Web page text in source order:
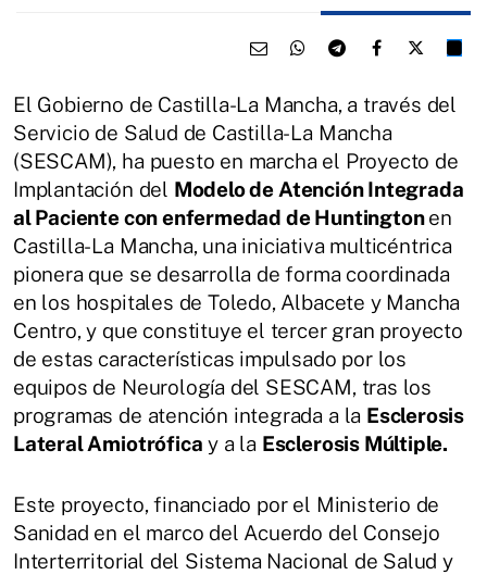
El Gobierno de Castilla-La Mancha, a través del
Servicio de Salud de Castilla-La Mancha
(SESCAM), ha puesto en marcha el Proyecto de
Implantación del Modelo de Atención Integrada
al Paciente con enfermedad de Huntingtonen
Castilla-La Mancha, una iniciativa multicéntrica
pionera que se desarrolla de forma coordinada
en los hospitales de Toledo, Albacete y Mancha
Centro, y que constituye el tercer gran proyecto
de estas características impulsado por los
equipos de Neurología del SESCAM, tras los
programas de atención integrada a la Esclerosis
Lateral Amiotrófica y a la Esclerosis Múltiple.
Este proyecto, financiado por el Ministerio de
Sanidad en el marco del Acuerdo del Consejo
Interterritorial del Sistema Nacional de Salud y